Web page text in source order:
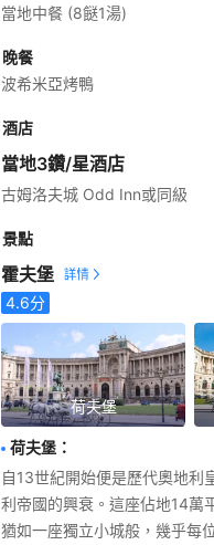
當地中餐 (8餸1湯)
晚餐
波希米亞烤鴨
酒店
當地3鑽/星酒店
古姆洛夫城 Odd Inn或同級
景點
霍夫堡
4.6分
荷夫堡
荷夫堡 ：
自13世紀開始便是歷代奧地利
利帝國的興衰。這座佔地14萬
猶如一座獨立小城般，幾乎每